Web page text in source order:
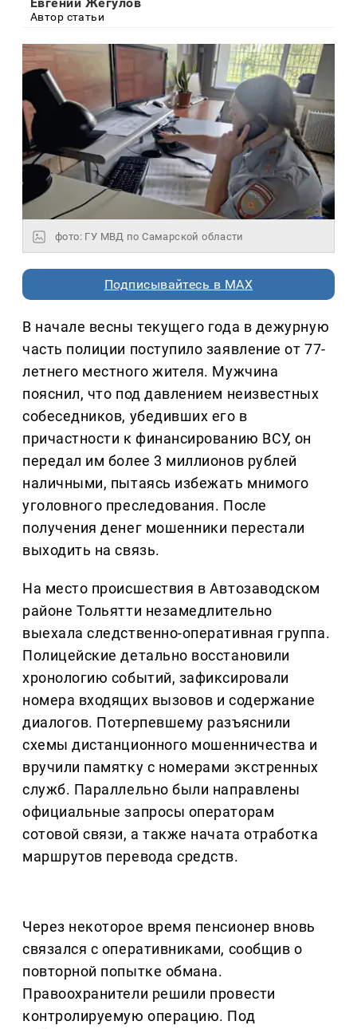
Автор статьи
фото: ГУ МВД по Самарской области
Подписывайтесь в MAX
В начале весны текущего года в дежурную
часть полиции поступило заявление от 77-
летнего местного жителя. Мужчина
пояснил, что под давлением неизвестных
собеседников, убедивших его в
причастности к финансированию ВСУ, он
передал им более 3 миллионов рублей
наличными, пытаясь избежать мнимого
уголовного преследования. После
получения денег мошенники перестали
выходить на связь.
На место происшествия в Автозаводском
районе Тольятти незамедлительно
выехала следственно-оперативная группа.
Полицейские детально восстановили
хронологию событий, зафиксировали
номера входящих вызовов и содержание
диалогов. Потерпевшему разъяснили
схемы дистанционного мошенничества и
вручили памятку с номерами экстренных
служб. Параллельно были направлены
официальные запросы операторам
сотовой связи, а также начата отработка
маршрутов перевода средств.
Через некоторое время пенсионер вновь
связался с оперативниками, сообщив о
повторной попытке обмана.
Правоохранители решили провести
контролируемую операцию. Под